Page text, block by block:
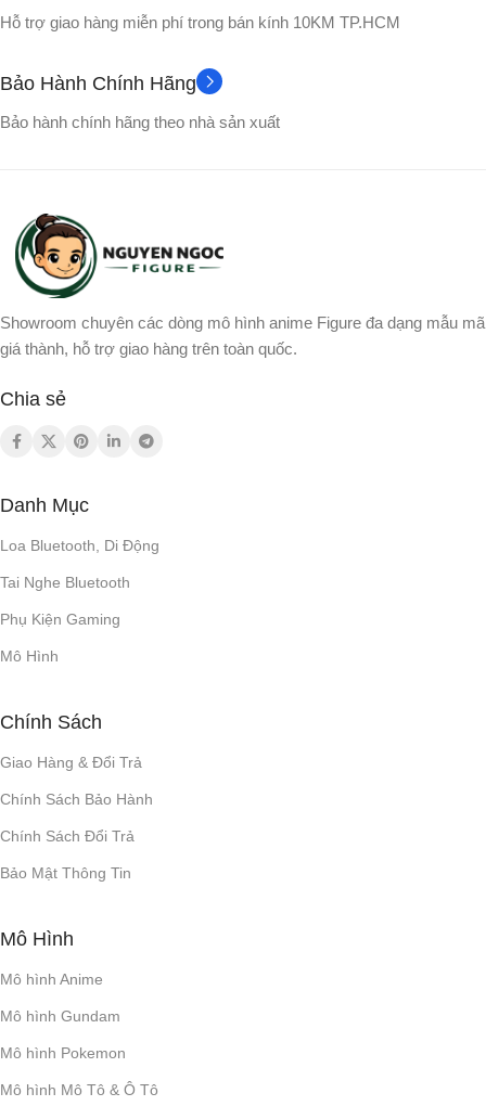
Hỗ trợ giao hàng miễn phí trong bán kính 10KM TP.HCM
Bảo Hành Chính Hãng
Bảo hành chính hãng theo nhà sản xuất
Showroom chuyên các dòng mô hình anime Figure đa dạng mẫu mã
giá thành, hỗ trợ giao hàng trên toàn quốc.
Chia sẻ
Danh Mục
Loa Bluetooth, Di Động
Tai Nghe Bluetooth
Phụ Kiện Gaming
Mô Hình
Chính Sách
Giao Hàng & Đổi Trả
Chính Sách Bảo Hành
Chính Sách Đổi Trả
Bảo Mật Thông Tin
Mô Hình
Mô hình Anime
Mô hình Gundam
Mô hình Pokemon
Mô hình Mô Tô & Ô Tô